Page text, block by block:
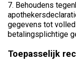
7. Behoudens
gegevens tot
betalingsplichtige
Toepasselijk